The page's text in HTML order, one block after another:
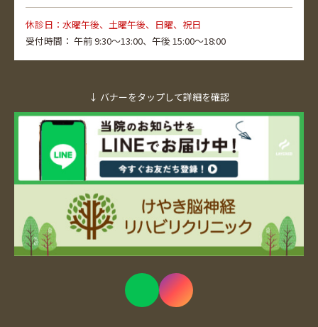
休診日：水曜午後、土曜午後、日曜、祝日
受付時間： 午前 9:30～13:00、 午後 15:00～18:00
↓ バナーをタップして詳細を確認